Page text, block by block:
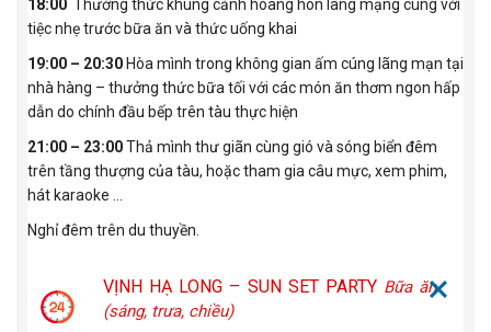
18:00 Thưởng thức khung cảnh hoàng hôn lãng mạng cùng với
tiệc nhẹ trước bữa ăn và thức uống khai
19:00 – 20:30 Hòa mình trong không gian ấm cúng lãng mạn tại
nhà hàng – thưởng thức bữa tối với các món ăn thơm ngon hấp
dẫn do chính đầu bếp trên tàu thực hiện
21:00 – 23:00Thả mình thư giãn cùng gió và sóng biển đêm
trên tầng thượng của tàu, hoặc tham gia câu mực, xem phim,
hát karaoke …
Nghỉ đêm trên du thuyền.
VỊNH HẠ LONG – SUN SET PARTY Bữa ăn
(sáng, trưa, chiều)